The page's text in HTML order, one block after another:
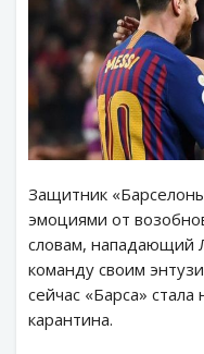
Защитник
эмоциями от
словам, нападающий
команду своим
сейчас «Барса»
карантина.